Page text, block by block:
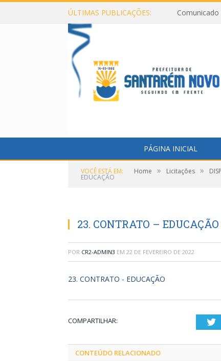
ÚLTIMAS PUBLICAÇÕES:
PÁGINA INICIAL
VOCÊ ESTÁ EM: Home » Licitações »
EDUCAÇÃO
23. CONTRATO – EDUCAÇÃO
POR CR2-ADMIN3 EM 22 DE FEVEREIRO DE 2022
23. CONTRATO - EDUCAÇÃO
COMPARTILHAR:
CONTEÚDO RELACIONADO